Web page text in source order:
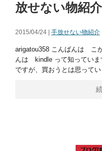
放せない物紹介
2015/04/24 | 手放せない物紹介
arigatou358 こんばんは
んは kindle って知っていま
ですが、買おうとは思ってい